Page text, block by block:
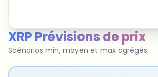
XRPPrévisions de prix
Scénarios min, moyen et max agrégés